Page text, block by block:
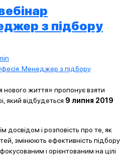
з підбору
нового життя» пропонує взяти
який відбудеться 9 липня 2019
досвідом і розповість про те, як
змінюють ефективність підбору
і орієнтованим на цілі